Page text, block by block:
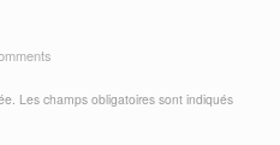
Les champs obligatoires sont indiqués